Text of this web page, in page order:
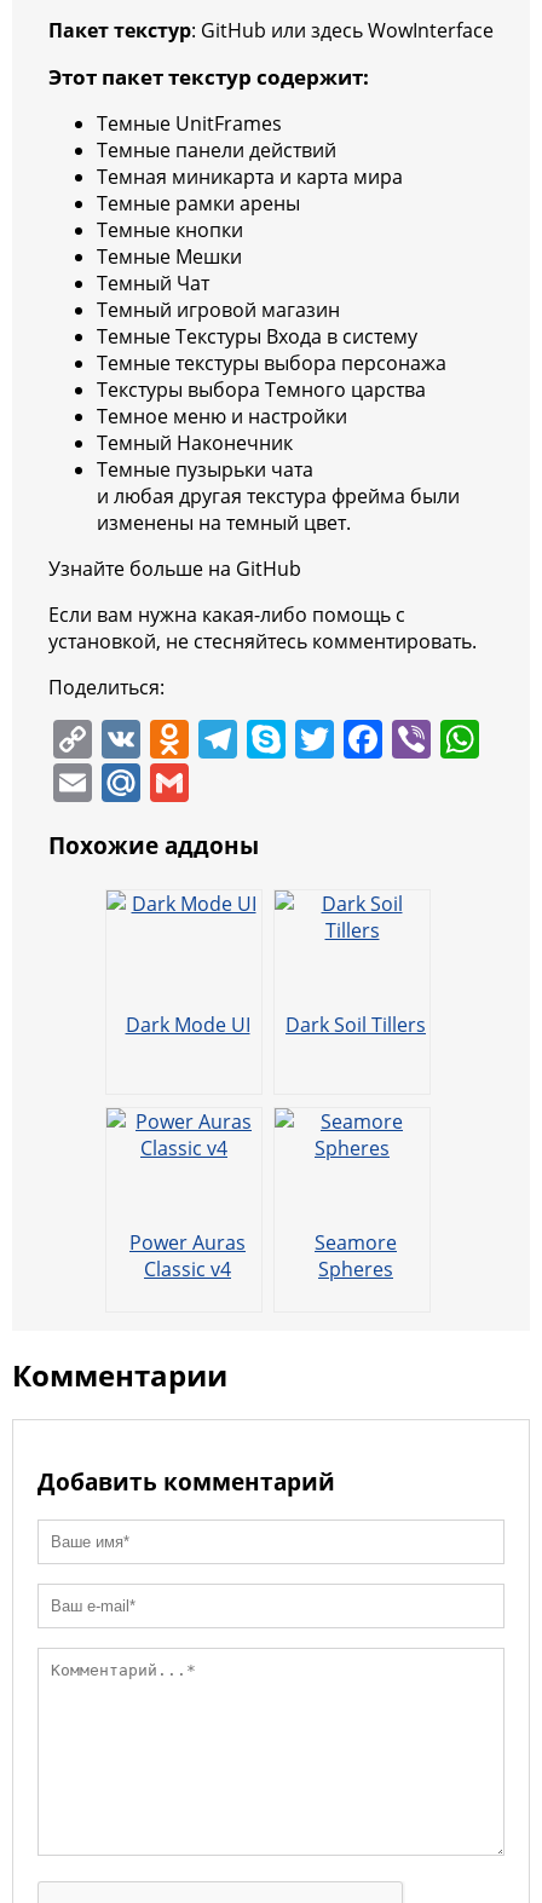
Пакет текстур: GitHub или здесь WowInterface
Этот пакет текстур содержит:
Темные UnitFrames
Темные панели действий
Темная миникарта и карта мира
Темные рамки арены
Темные кнопки
Темные Мешки
Темный Чат
Темный игровой магазин
Темные Текстуры Входа в систему
Темные текстуры выбора персонажа
Текстуры выбора Темного царства
Темное меню и настройки
Темный Наконечник
Темные пузырьки чата
и любая другая текстура фрейма были
изменены на темный цвет.
Узнайте больше на GitHub
Если вам нужна какая-либо помощь с
установкой, не стесняйтесь комментировать.
Поделиться:
C
o
p
y
Li
V
K
O
o
kl
ni
ki
T
gr
a
S
e
T F
b
k
Vi
E
ai
M
l.
R
ai
l
Похожие аддоны
Dark Mode UI Dark Soil Tillers
Power Auras
Classic v4
Seamore
Spheres
Комментарии
Добавить комментарий